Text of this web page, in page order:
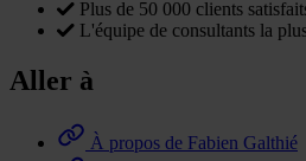
Plus de 50 000 clients
L'équipe de consultants la
Aller à
À propos de Fabien Galthié